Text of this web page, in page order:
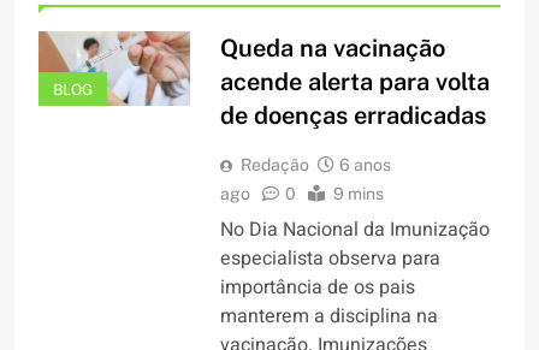
BLOG
Queda na vacinação
acende alerta para volta
de doenças erradicadas
Redação
6 anos
ago
0 9 mins
No Dia Nacional da Imunização
especialista observa para
importância de os pais
manterem a disciplina na